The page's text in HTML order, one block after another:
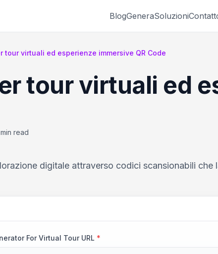
BlogGeneraSoluzioni
tour virtuali ed esperienze immersive QR Code
tour virtuali ed
read
digitale attraverso codici scansionabili che
For Virtual Tour URL *